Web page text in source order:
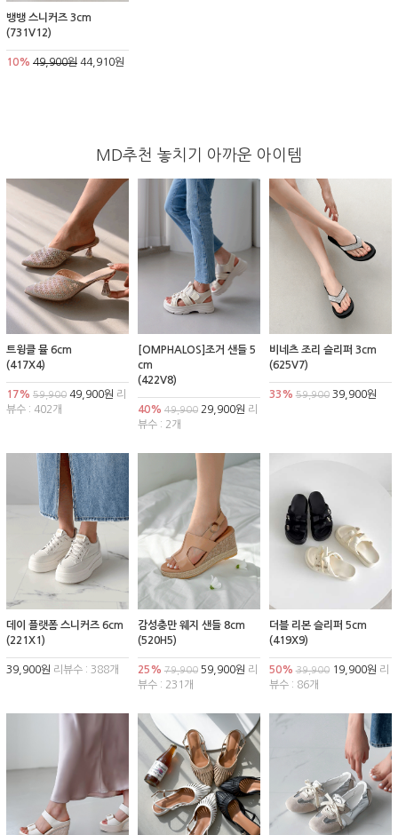
뱅뱅 스니커즈 3cm
(731V12)
10% 49,900원 44,910원
MD추천 놓치기 아까운 아이템
트윙클 뮬 6cm
(417X4)
17% 59,900 49,900원 리
뷰수 : 402개
[OMPHALOS]조거 샌들 5
cm
(422V8)
40% 49,90029,900원 리
뷰수 : 2개
비네츠 조리 슬리퍼 3cm
(625V7)
33% 59,90039,900원
데이 플랫폼 스니커즈 6cm
(221X1)
39,900원 리뷰수 : 388개
감성충만 웨지 샌들 8cm
(520H5)
25% 79,90059,900원 리
뷰수 : 231개
더블 리본 슬리퍼 5cm
(419X9)
50% 39,90019,900원 리
뷰수 : 86개